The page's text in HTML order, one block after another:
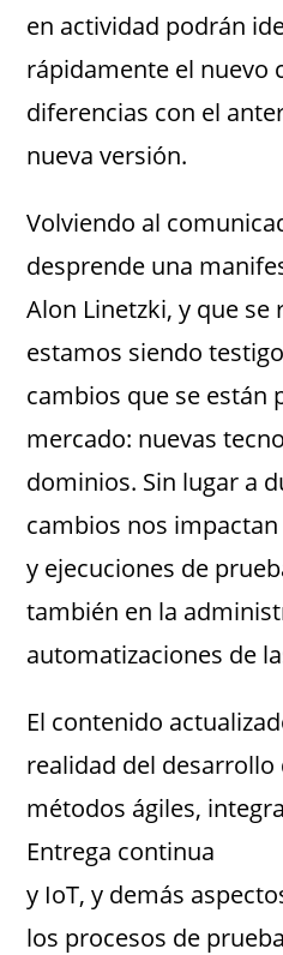
en actividad podrán
rápidamente el nuevo
diferencias con el
nueva versión.
Volviendo al
desprende una
Alon Linetzki, y que se
estamos siendo
cambios que se están
mercado: nuevas
dominios. Sin lugar a
cambios nos
y ejecuciones de
también en la
automatizaciones de
El contenido
realidad del
métodos ágiles,
Entrega continua
y IoT, y demás
los procesos de